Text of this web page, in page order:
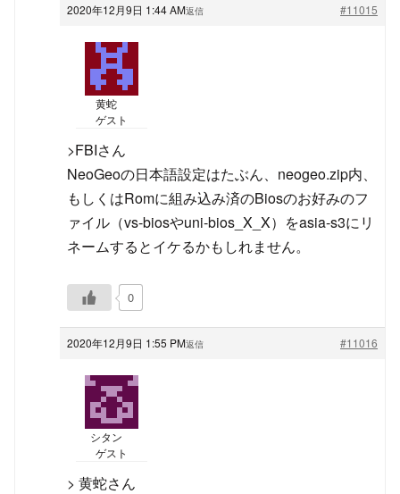
2020年12月9日 1:44 AM #11015
返信
黄蛇
ゲスト
>FBIさん
NeoGeoの日本語設定はたぶん、neogeo.zip内、
もしくはRomに組み込み済のBiosのお好みのフ
ァイル（vs-biosやuni-bios_X_X）をasia-s3にリ
ネームするとイケるかもしれません。
0
2020年12月9日 1:55 PM #11016
返信
シタン
ゲスト
> 黄蛇さん